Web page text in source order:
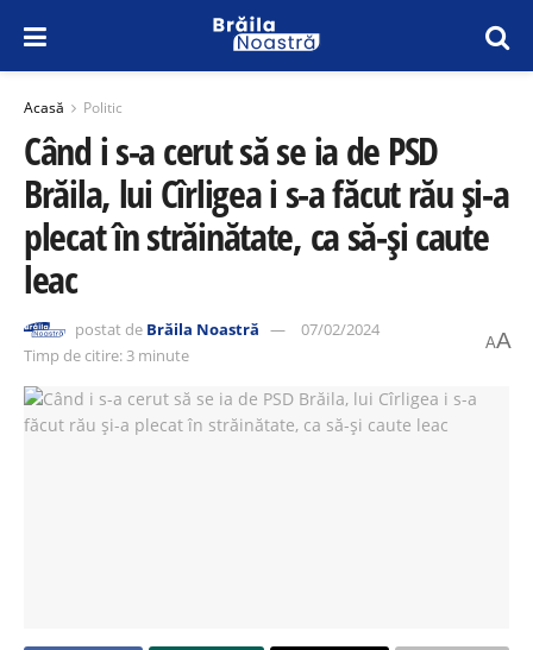
Acasă Politic
Când i s-a cerut să se ia de PSD
Brăila, lui Cîrligea i s-a făcut rău și-a
plecat în străinătate, ca să-și caute
leac
postat de Brăila Noastră
07/02/2024
Timp de citire: 3 minute
AA